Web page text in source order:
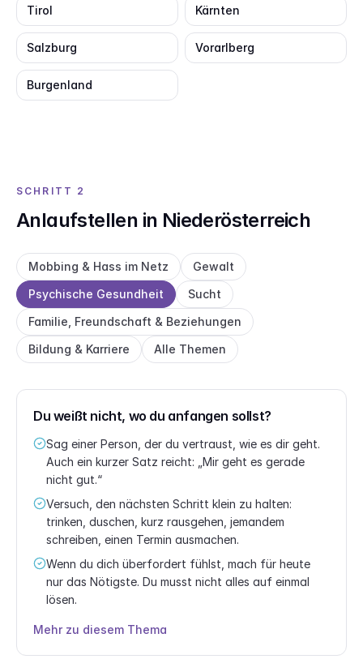
Tirol Kärnten
Salzburg Vorarlberg
Burgenland
SCHRITT 2
Anlaufstellen in Niederösterreich
Mobbing & Hass im Netz
Gewalt
Psychische Gesundheit
Sucht
Familie, Freundschaft & Beziehungen
Bildung & Karriere
Alle Themen
Du weißt nicht, wo du anfangen sollst?
Sag einer Person, der du vertraust, wie es dir geht.
Auch ein kurzer Satz reicht: „Mir geht es gerade
nicht gut.“
Versuch, den nächsten Schritt klein zu halten:
trinken, duschen, kurz rausgehen, jemandem
schreiben, einen Termin ausmachen.
Wenn du dich überfordert fühlst, mach für heute
nur das Nötigste. Du musst nicht alles auf einmal
lösen.
Mehr zu diesem Thema